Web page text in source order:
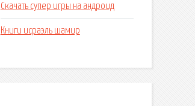
Скачать супер игры на андроид
Книги исраэль шамир